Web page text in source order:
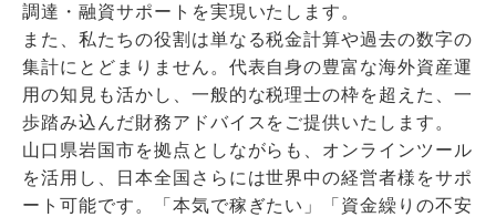
調達・融資サポートを実現いたします。
また、私たちの役割は単なる税金計算や過去の数字の
集計にとどまりません。代表自身の豊富な海外資産運
用の知見も活かし、一般的な税理士の枠を超えた、一
歩踏み込んだ財務アドバイスをご提供いたします。
山口県岩国市を拠点としながらも、オンラインツール
を活用し、日本全国さらには世界中の経営者様をサポ
ート可能です。「本気で稼ぎたい」「資金繰りの不安